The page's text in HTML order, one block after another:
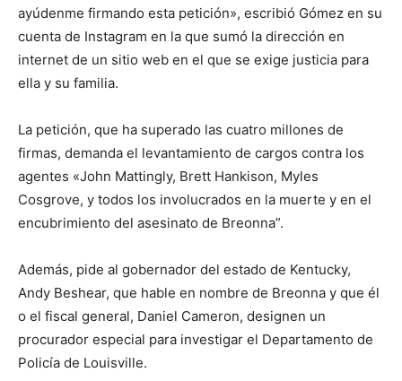
ayúdenme firmando esta petición», escribió Gómez en su
cuenta de Instagram en la que sumó la dirección en
internet de un sitio web en el que se exige justicia para
ella y su familia.
La petición, que ha superado las cuatro millones de
firmas, demanda el levantamiento de cargos contra los
agentes «John Mattingly, Brett Hankison, Myles
Cosgrove, y todos los involucrados en la muerte y en el
encubrimiento del asesinato de Breonna”.
Además, pide al gobernador del estado de Kentucky,
Andy Beshear, que hable en nombre de Breonna y que él
o el fiscal general, Daniel Cameron, designen un
procurador especial para investigar el Departamento de
Policía de Louisville.